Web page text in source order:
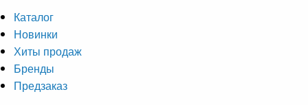
Каталог
Новинки
Хиты продаж
Бренды
Предзаказ